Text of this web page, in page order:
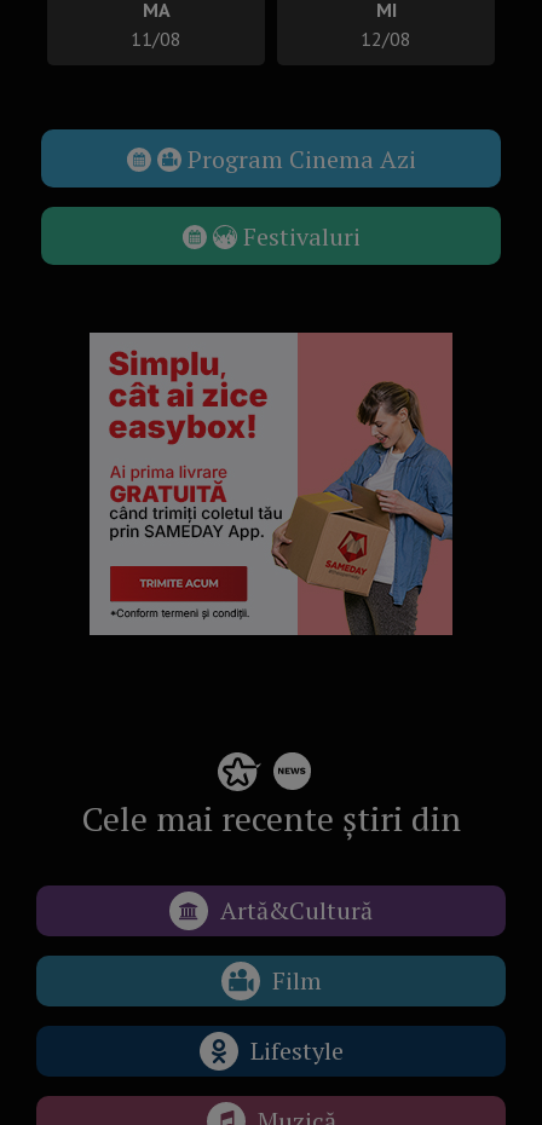
MA
11/08
MI
12/08
Program Cinema Azi
Festivaluri
Cele mai recente știri din
Artă&Cultură
Film
Lifestyle